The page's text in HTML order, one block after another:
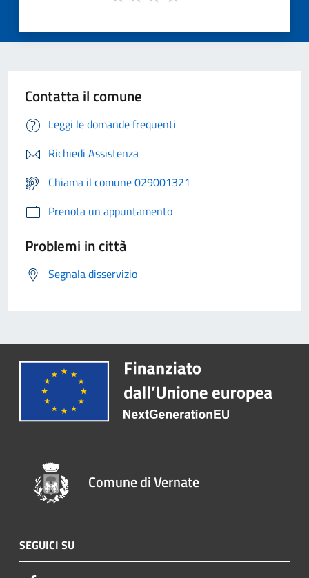
Contatta il comune
Leggi le domande frequenti
Richiedi Assistenza
Chiama il comune 029001321
Prenota un appuntamento
Problemi in città
Segnala disservizio
Comune di Vernate
SEGUICI SU